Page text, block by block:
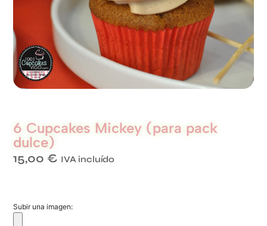
6 Cupcakes Mickey (para pack
dulce)
15,00 € IVA incluído
Subir una imagen: